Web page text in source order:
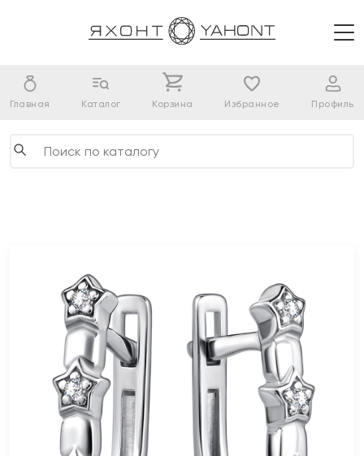
Главная Каталог Корзина Избранное Профиль